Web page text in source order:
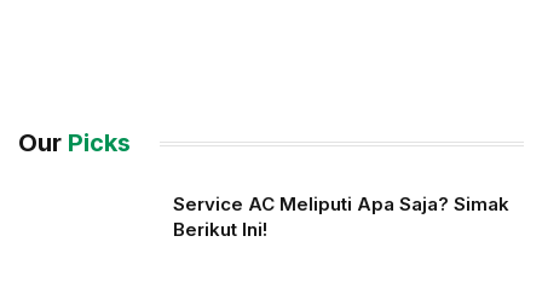
Our Picks
Service AC Meliputi Apa Saja? Simak
Berikut Ini!